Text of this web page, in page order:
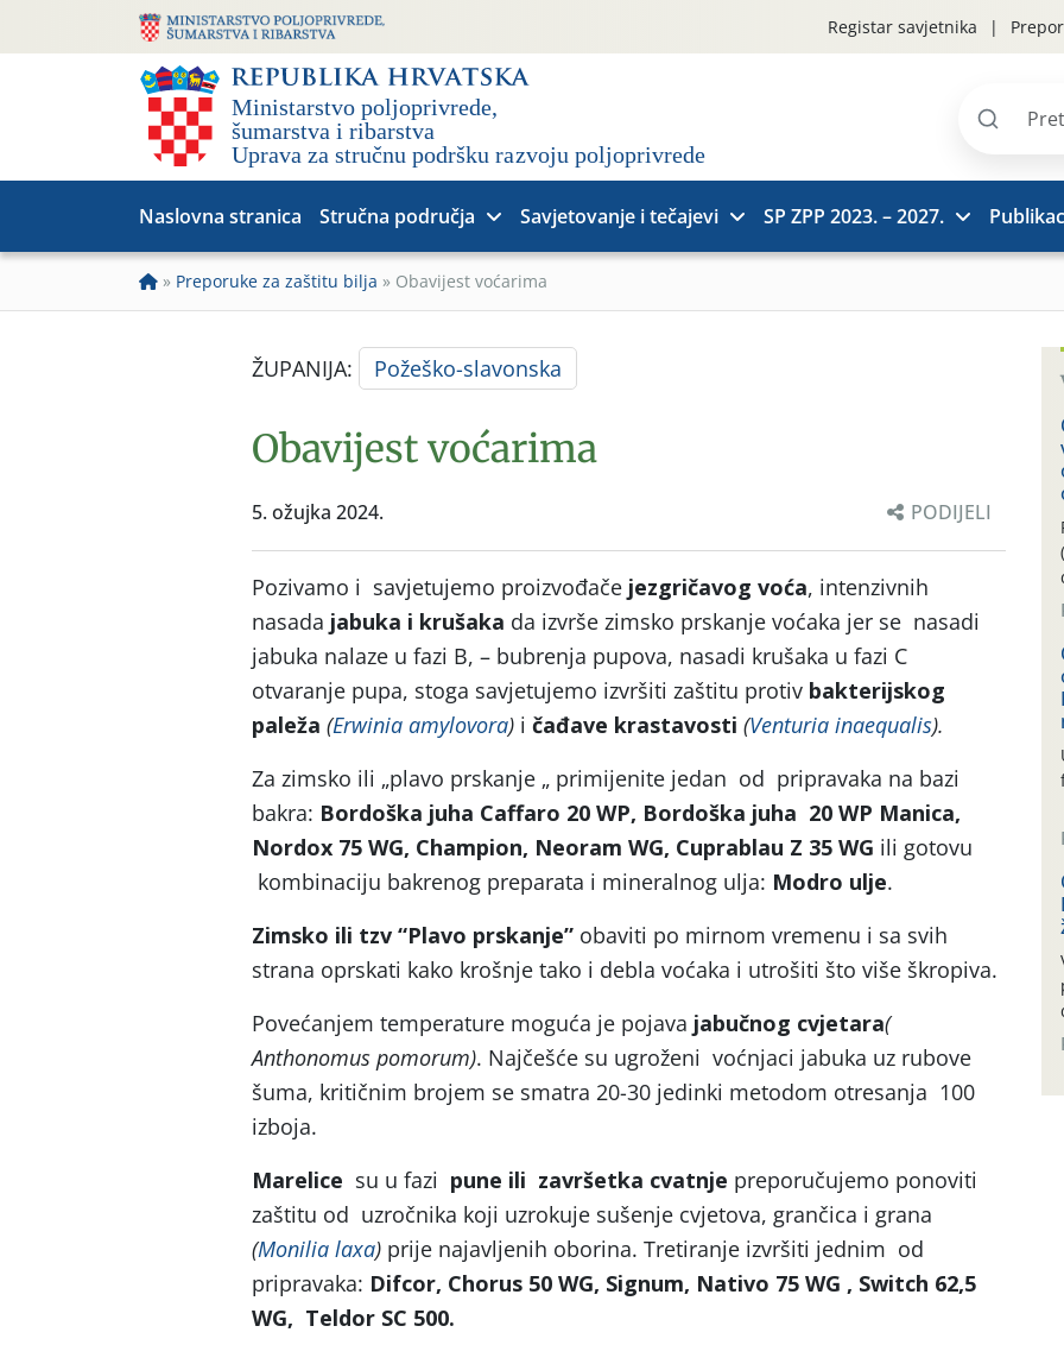
Registar savjetnika
Pretraži
Naslovna stranica Stručna područja Savjetovanje i tečajevi SP ZPP 2023. – 2027.
» Preporuke za zaštitu bilja » Obavijest voćarima
ŽUPANIJA: Požeško-slavonska
Obavijest voćarima
5. ožujka 2024. PODIJELI
Pozivamo i savjetujemo proizvođače jezgričavog voća, intenzivnih
nasada jabuka i krušaka da izvrše zimsko prskanje voćaka jer se nasadi
jabuka nalaze u fazi B, – bubrenja pupova, nasadi krušaka u fazi C
otvaranje pupa, stoga savjetujemo izvršiti zaštitu protiv bakterijskog
paleža (Erwinia amylovora) i čađave krastavosti (Venturia inaequalis).
Za zimsko ili „plavo prskanje „ primijenite jedan od pripravaka na bazi
bakra: Bordoška juha Caffaro 20 WP, Bordoška juha 20 WP Manica,
Nordox 75 WG, Champion, Neoram WG, Cuprablau Z 35 WG ili gotovu
kombinaciju bakrenog preparata i mineralnog ulja: Modro ulje.
Zimsko ili tzv “Plavo prskanje” obaviti po mirnom vremenu i sa svih
strana oprskati kako krošnje tako i debla voćaka i utrošiti što više škropiva.
Povećanjem temperature moguća je pojava jabučnog cvjetara(
Anthonomus pomorum). Najčešće su ugroženi voćnjaci jabuka uz rubove
šuma, kritičnim brojem se smatra 20-30 jedinki metodom otresanja 100
izboja.
Marelice su u fazi pune ili završetka cvatnje preporučujemo ponoviti
zaštitu od uzročnika koji uzrokuje sušenje cvjetova, grančica i grana
(Monilia laxa) prije najavljenih oborina. Tretiranje izvršiti jednim od
pripravaka: Difcor, Chorus 50 WG, Signum, Nativo 75 WG , Switch 62,5
WG, Teldor SC 500.